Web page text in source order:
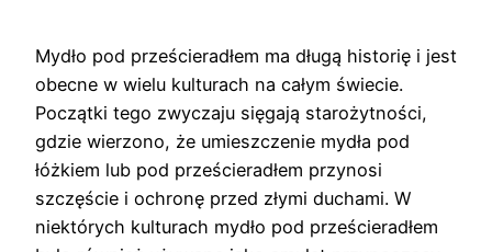
Mydło pod prześcieradłem ma długą historię i jest
obecne w wielu kulturach na całym świecie.
Początki tego zwyczaju sięgają starożytności,
gdzie wierzono, że umieszczenie mydła pod
łóżkiem lub pod prześcieradłem przynosi
szczęście i ochronę przed złymi duchami. W
niektórych kulturach mydło pod prześcieradłem